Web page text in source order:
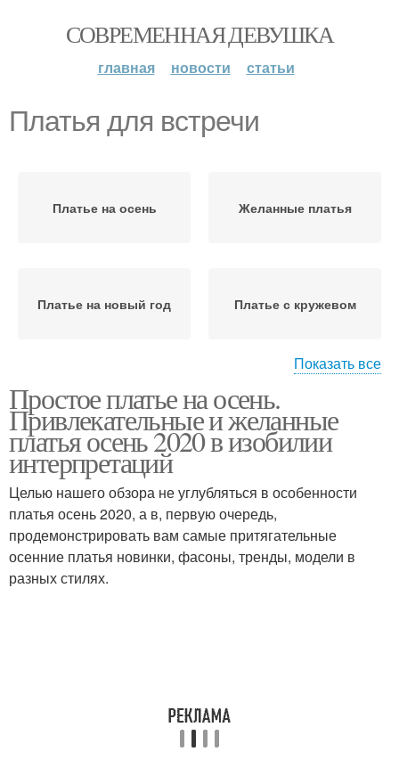
СОВРЕМЕННАЯ ДЕВУШКА
главная новости статьи
Платья для встречи
Платье на осень Желанные платья
Платье на новый год Платье с кружевом
лифом
плечом
Платье из атласа Двухцветное платье
Показать все
Простое платье на осень.
Привлекательные и желанные
платья осень 2020 в изобилии
интерпретаций
Целью нашего обзора не углубляться в особенности
платья осень 2020, а в, первую очередь,
продемонстрировать вам самые притягательные
осенние платья новинки, фасоны, тренды, модели в
разных стилях.